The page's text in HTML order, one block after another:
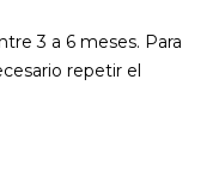
3 a 6 meses. Para
repetir el